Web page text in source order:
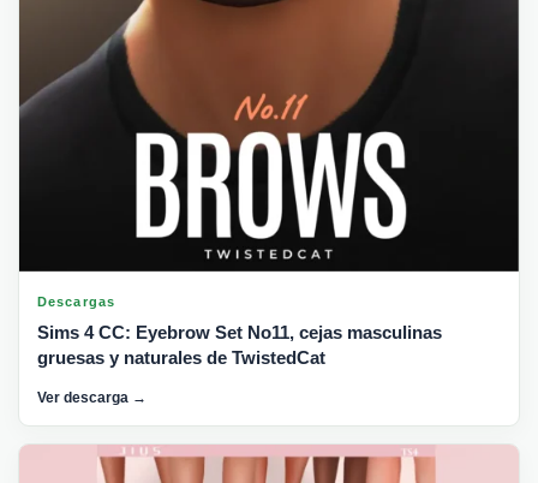
Descargas
Sims 4 CC: Eyebrow Set No11, cejas masculinas
gruesas y naturales de TwistedCat
Ver descarga →